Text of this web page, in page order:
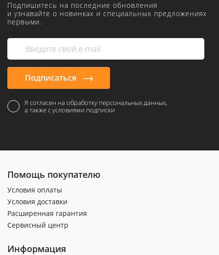
Подпишитесь на последние обновления
и узнавайте о новинках и специальных предложениях
первыми.
Подписаться
Я согласен на обработку персональных данных,
а также с условиями подписки
Помощь покупателю
Условия оплаты
Условия доставки
Расширенная гарантия
Сервисный центр
Информация